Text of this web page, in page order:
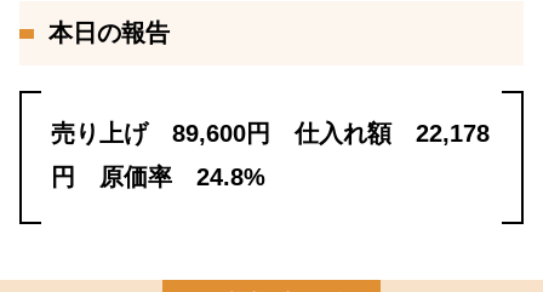
本日の報告
売り上げ 89,600円 仕入れ額 22,178
円 原価率 24.8%